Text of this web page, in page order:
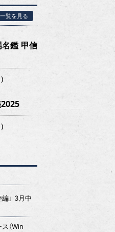
一覧を見る
鑑 甲信
」 3月中
（Win